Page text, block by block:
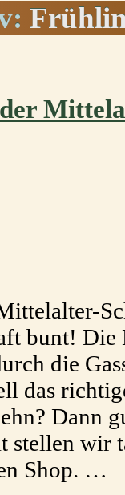
bunt! Die
die
das
Dann
stellen wir
Shop. …